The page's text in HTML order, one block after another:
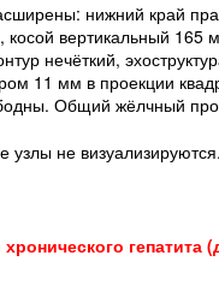
нижний край
вертикальный
нечёткий,
11 мм в проекции
Общий жёлчный
узлы не визуализируются.